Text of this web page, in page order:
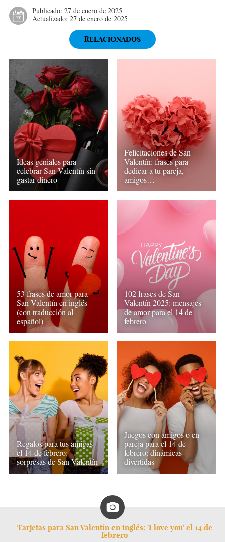
Publicado: 27 de enero de 2025
Actualizado: 27 de enero de 2025
RELACIONADOS
Ideas geniales para
celebrar San Valentín sin
gastar dinero
Felicitaciones de San
Valentín: frases para
dedicar a tu pareja,
amigos…
53 frases de amor para
San Valentín en inglés
(con traducción al
español)
102 frases de San
Valentín 2025: mensajes
de amor para el 14 de
febrero
Regalos para tus amigas
el 14 de febrero:
sorpresas de San Valentín
Juegos con amigos o en
pareja para el 14 de
febrero: dinámicas
divertidas
Tarjetas para San Valentín en inglés: 'I love you' el 14 de
febrero